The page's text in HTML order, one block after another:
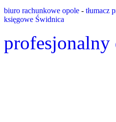
biuro rachunkowe opole - tłumacz
księgowe Świdnica